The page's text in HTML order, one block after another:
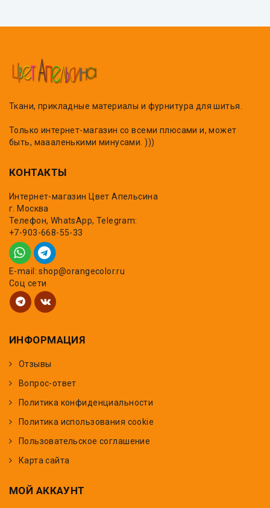
Ткани, прикладные материалы и фурнитура для шитья.
Только интернет-магазин со всеми плюсами и, может
быть, маааленькими минусами. )))
КОНТАКТЫ
Интернет-магазин Цвет Апельсина
г. Москва
Телефон, WhatsApp, Telegram:
+7-903-668-55-33
E-mail: shop@orangecolor.ru
Соц сети
ИНФОРМАЦИЯ
Отзывы
Вопрос-ответ
Политика конфиденциальности
Политика использования cookie
Пользовательское соглашение
Карта сайта
МОЙ АККАУНТ